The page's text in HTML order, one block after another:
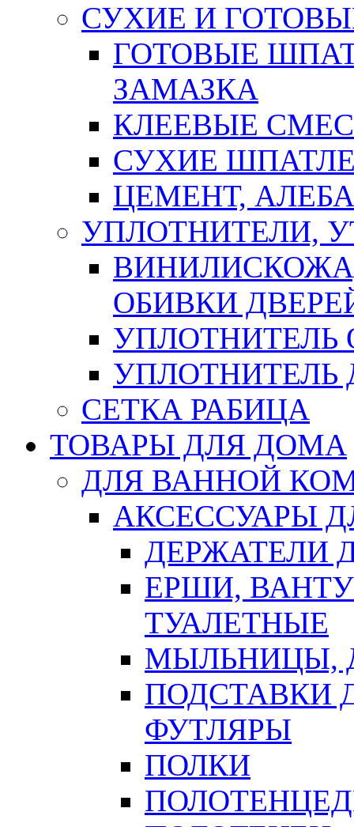
СУХИЕ И
ГОТОВЫЕ
ЗАМАЗКА
КЛЕЕВЫЕ
СУХИЕ
ЦЕМЕНТ,
УПЛОТНИТЕЛИ,
ОБИВКИ
УПЛОТНИТЕЛЬ
СЕТКА РАБИЦА
ТОВАРЫ ДЛЯ ДОМА
ДЛЯ ВАННОЙ
АКСЕССУАРЫ
ДЕРЖАТЕЛИ
ЕРШИ,
ТУАЛЕТНЫЕ
МЫЛЬНИЦЫ,
ПОДСТАВКИ
ФУТЛЯРЫ
ПОЛКИ